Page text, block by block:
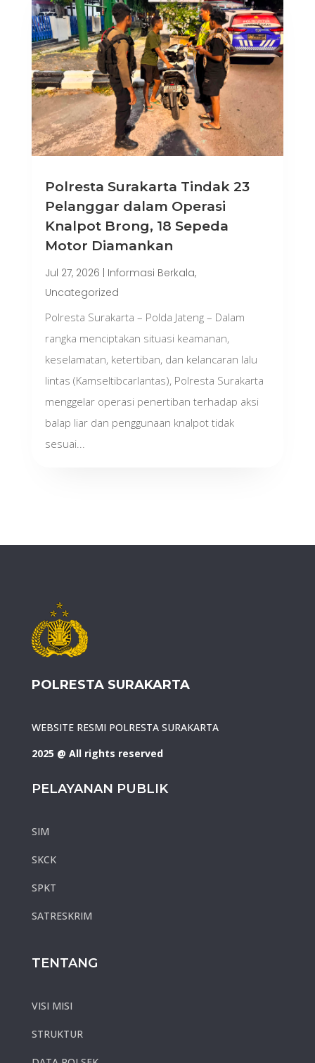
Polresta Surakarta Tindak 23
Pelanggar dalam Operasi
Knalpot Brong, 18 Sepeda
Motor Diamankan
Jul 27, 2026 | Informasi Berkala,
Uncategorized
Polresta Surakarta – Polda Jateng – Dalam
rangka menciptakan situasi keamanan,
keselamatan, ketertiban, dan kelancaran lalu
lintas (Kamseltibcarlantas), Polresta Surakarta
menggelar operasi penertiban terhadap aksi
balap liar dan penggunaan knalpot tidak
sesuai...
POLRESTA SURAKARTA
WEBSITE RESMI POLRESTA SURAKARTA
2025 @ All rights reserved
PELAYANAN PUBLIK
SIM
SKCK
SPKT
SATRESKRIM
TENTANG
VISI MISI
STRUKTUR